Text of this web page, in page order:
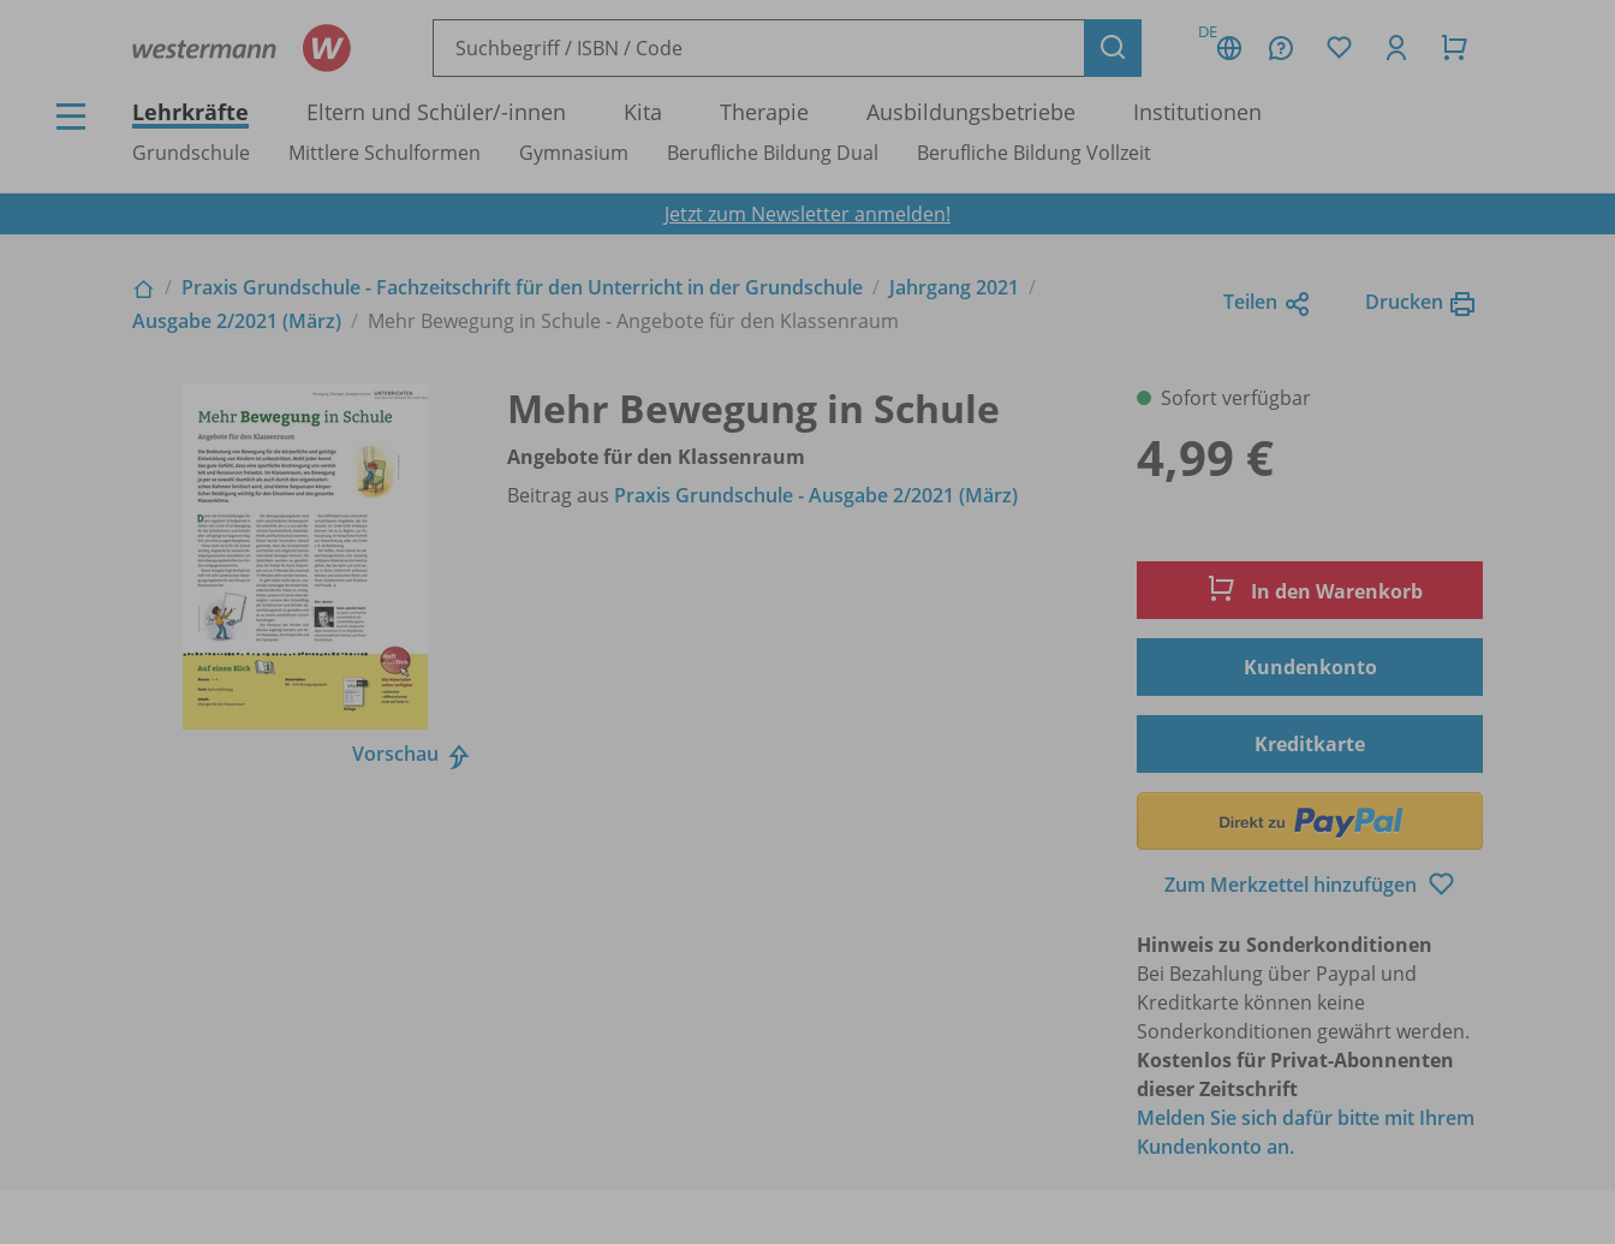
DE
Lehrkräfte Eltern und Schüler/-innen Kita Therapie Ausbildungsbetriebe Institutionen
Grundschule Mittlere Schulformen Gymnasium Berufliche Bildung Dual Berufliche Bildung Vollzeit
Jetzt zum Newsletter anmelden!
Praxis Grundschule - Fachzeitschrift für den Unterricht in der Grundschule
Jahrgang 2021
Ausgabe 2/2021 (März) Mehr Bewegung in Schule - Angebote für den Klassenraum
Teilen Drucken
Vorschau
Mehr Bewegung in Schule
Angebote für den Klassenraum
Beitrag aus Praxis Grundschule - Ausgabe 2/2021 (März)
Sofort verfügbar
4,99 €
In den Warenkorb
Kundenkonto
Kreditkarte
Zum Merkzettel hinzufügen
Hinweis zu Sonderkonditionen
Bei Bezahlung über Paypal und
Kreditkarte können keine
Sonderkonditionen gewährt werden.
Kostenlos für Privat-Abonnenten
dieser Zeitschrift
Melden Sie sich dafür bitte mit Ihrem
Kundenkonto an.